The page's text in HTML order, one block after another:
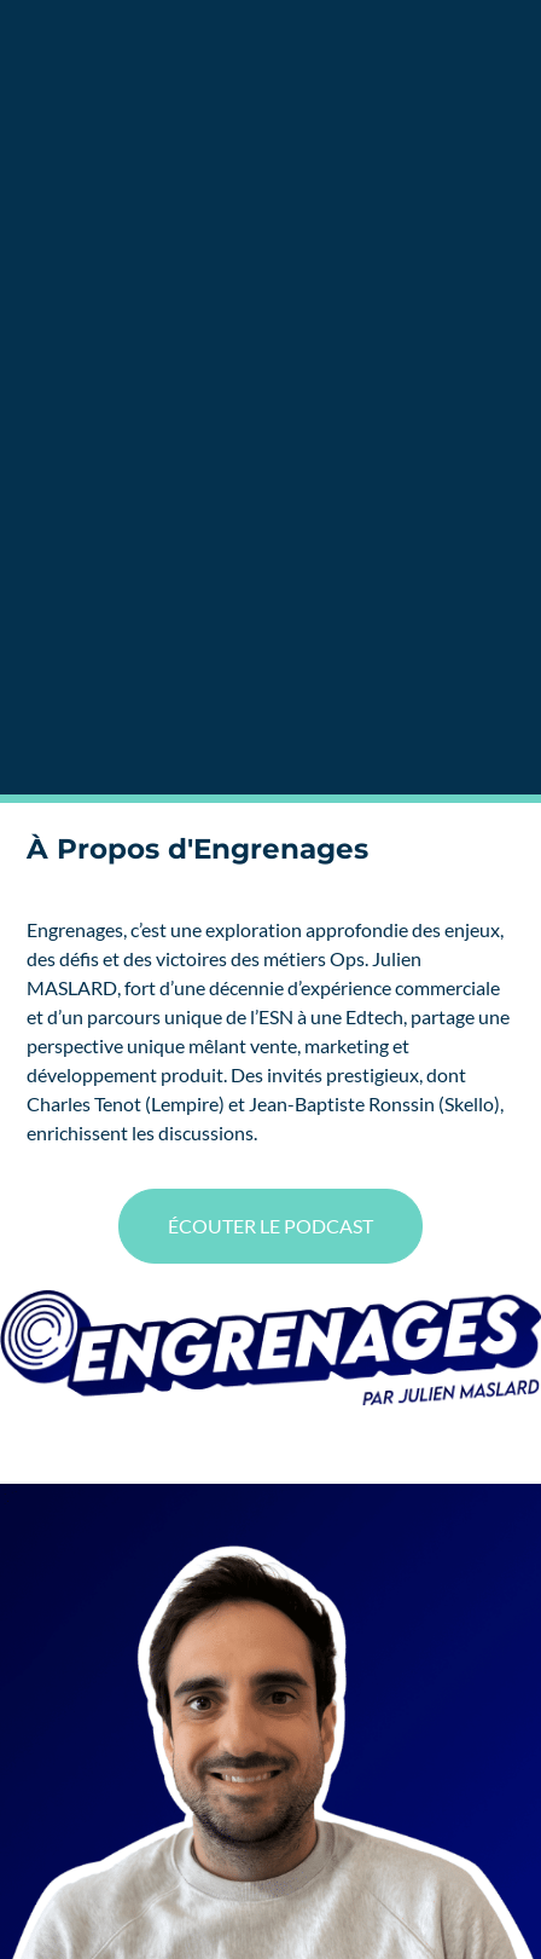
À Propos d'Engrenages
Engrenages, c’est une exploration approfondie des enjeux,
des défis et des victoires des métiers Ops. Julien
MASLARD, fort d’une décennie d’expérience commerciale
et d’un parcours unique de l’ESN à une Edtech, partage une
perspective unique mêlant vente, marketing et
développement produit. Des invités prestigieux, dont
Charles Tenot (Lempire) et Jean-Baptiste Ronssin (Skello),
enrichissent les discussions.
ÉCOUTER LE PODCAST